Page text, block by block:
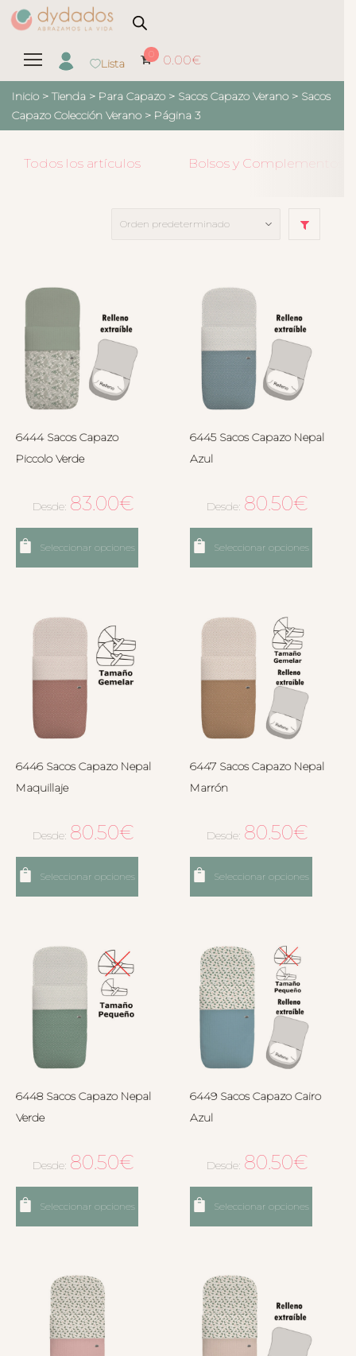
Lista
0 0.00€
Inicio > Tienda > Para Capazo > Sacos Capazo Verano > Sacos
Capazo Colección Verano > Página 3
Todos los artículos Bolsos y Complementos
6444 Sacos Capazo
Piccolo Verde
Desde: 83.00€
Seleccionar opciones
6445 Sacos Capazo Nepal
Azul
Desde: 80.50€
Seleccionar opciones
6446 Sacos Capazo Nepal
Maquillaje
Desde: 80.50€
Seleccionar opciones
6447 Sacos Capazo Nepal
Marrón
Desde: 80.50€
Seleccionar opciones
6448 Sacos Capazo Nepal
Verde
Desde: 80.50€
Seleccionar opciones
6449 Sacos Capazo Cairo
Azul
Desde: 80.50€
Seleccionar opciones